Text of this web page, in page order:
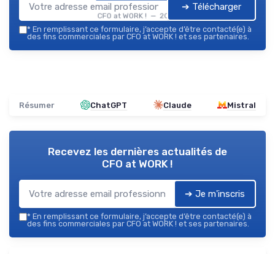
CFO at WORK ! — 2026
➔ Télécharger
* En remplissant ce formulaire, j’accepte d’être contacté(e) à
des fins commerciales par CFO at WORK ! et ses partenaires.
Résumer ChatGPT Claude Mistral
Recevez les dernières actualités de
CFO at WORK !
➔ Je m'inscris
* En remplissant ce formulaire, j’accepte d’être contacté(e) à
des fins commerciales par CFO at WORK ! et ses partenaires.